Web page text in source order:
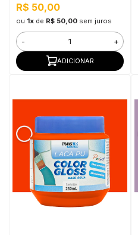
R$ 50,00
ou 1xde R$ 50,00 sem juros
- +
ADICIONAR